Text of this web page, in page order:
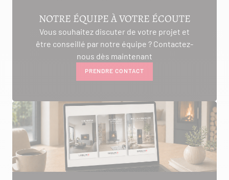
NOTRE ÉQUIPE À VOTRE ÉCOUTE
Vous souhaitez discuter de votre projet et
être conseillé par notre équipe ? Contactez-
nous dès maintenant
PRENDRE CONTACT